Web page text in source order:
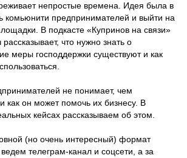
непростые времена. Идея была в
комьюнити предпринимателей и выйти на
В подкасте «Купринов на связи»
что нужно знать о
меры господдержки существуют и как
не понимает, чем
как он может помочь их бизнесу. В
кейсах рассказываем об этом.
(но очень интересный) формат
телеграм-канал и соцсети, а за